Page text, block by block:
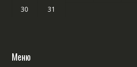
30
31
Меню